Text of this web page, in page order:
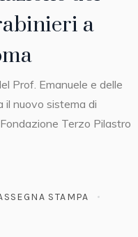
a
Prof. Emanuele e delle
il nuovo sistema di
Terzo Pilastro
STAMPA